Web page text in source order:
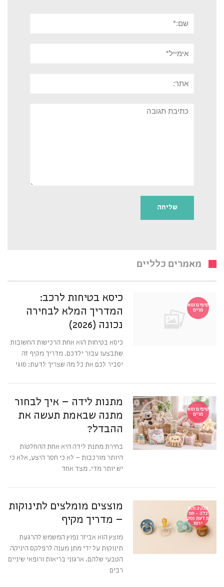
מאמרים כלליים
טיפים ומא
מרים
כיסא בטיחות לרכב:
המדריך המלא לבחירה
נכונה (2026)
כיסא בטיחות הוא אחת הרכישות החשובות
שתבצעו עבור ילדכם. מדריך מקיף זה
יסביר לכם את כל מה שצריך לדעת: סוגי
טיפים ומא
מרים
מתנות לידה – איך לבחור
מתנה שבאמת תעשה את
ההבדל?
בחירת מתנת לידה היא אחת ההחלטות
היותר מורכבות – לא כי חסר היצע, אלא כי
יש יותר מדי. מצד אחד
הנקה והא
כלה - חוו
ת דעת וסק
ירות
מוצצים מומלצים לתינוקות
– מדריך מקיף
מוצץ הוא אביזר נפוץ המשמש להרגעת
תינוקות על ידי מתן מענה לרפלקס היניקה
הטבעי שלהם. ארגוני בריאות ורופאי שיניים
רבים